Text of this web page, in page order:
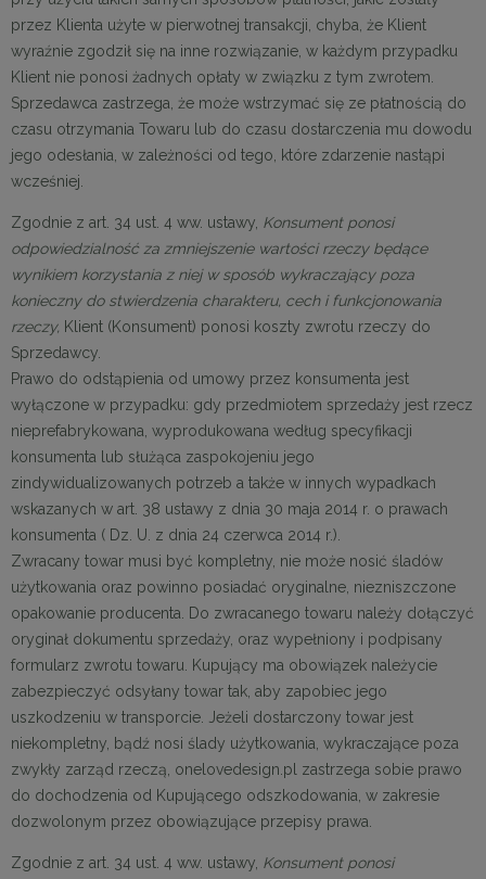
przez Klienta użyte w pierwotnej transakcji, chyba, że Klient
wyraźnie zgodził się na inne rozwiązanie, w każdym przypadku
Klient nie ponosi żadnych opłaty w związku z tym zwrotem.
Sprzedawca zastrzega, że może wstrzymać się ze płatnością do
czasu otrzymania Towaru lub do czasu dostarczenia mu dowodu
jego odesłania, w zależności od tego, które zdarzenie nastąpi
wcześniej.
Zgodnie z art. 34 ust. 4 ww. ustawy, Konsument ponosi
odpowiedzialność za zmniejszenie wartości rzeczy będące
wynikiem korzystania z niej w sposób wykraczający poza
konieczny do stwierdzenia charakteru, cech i funkcjonowania
rzeczy, Klient (Konsument) ponosi koszty zwrotu rzeczy do
Sprzedawcy.
Prawo do odstąpienia od umowy przez konsumenta jest
wyłączone w przypadku: gdy przedmiotem sprzedaży jest rzecz
nieprefabrykowana, wyprodukowana według specyfikacji
konsumenta lub służąca zaspokojeniu jego
zindywidualizowanych potrzeb a także w innych wypadkach
wskazanych w art. 38 ustawy z dnia 30 maja 2014 r. o prawach
konsumenta ( Dz. U. z dnia 24 czerwca 2014 r.).
Zwracany towar musi być kompletny, nie może nosić śladów
użytkowania oraz powinno posiadać oryginalne, niezniszczone
opakowanie producenta. Do zwracanego towaru należy dołączyć
oryginał dokumentu sprzedaży, oraz wypełniony i podpisany
formularz zwrotu towaru. Kupujący ma obowiązek należycie
zabezpieczyć odsyłany towar tak, aby zapobiec jego
uszkodzeniu w transporcie. Jeżeli dostarczony towar jest
niekompletny, bądź nosi ślady użytkowania, wykraczające poza
zwykły zarząd rzeczą, onelovedesign.pl zastrzega sobie prawo
do dochodzenia od Kupującego odszkodowania, w zakresie
dozwolonym przez obowiązujące przepisy prawa.
Zgodnie z art. 34 ust. 4 ww. ustawy, Konsument ponosi